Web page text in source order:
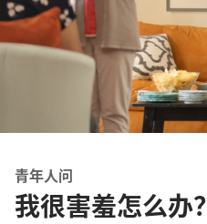
青年人问
我很害羞怎么办？